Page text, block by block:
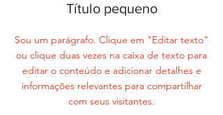
Título pequeno
Sou um parágrafo. Clique em "Editar texto"
ou clique duas vezes na caixa de texto para
editar o conteúdo e adicionar detalhes e
informações relevantes para compartilhar
com seus visitantes.